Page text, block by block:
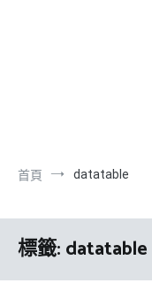
首頁 datatable
標籤:datatable